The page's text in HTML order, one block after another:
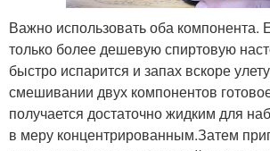
Важно использовать оба компонента.
только более дешевую спиртовую
быстро испарится и запах вскоре
смешивании двух компонентов
получается достаточно жидким для
в меру концентрированным.Затем